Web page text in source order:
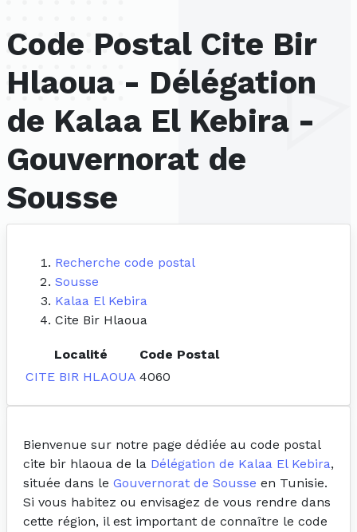
Code Postal Cite Bir
Hlaoua - Délégation
de Kalaa El Kebira -
Gouvernorat de
Sousse
Recherche code postal
Sousse
Kalaa El Kebira
Cite Bir Hlaoua
Localité
Code Postal
CITE BIR HLAOUA 4060
Bienvenue sur notre page dédiée au code postal
cite bir hlaoua de la Délégation de Kalaa El Kebira,
située dans le Gouvernorat de Sousse en Tunisie.
Si vous habitez ou envisagez de vous rendre dans
cette région, il est important de connaître le code